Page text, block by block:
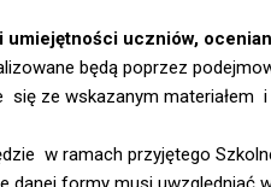
uczniów,
będą poprzez
ze wskazanym materiałem
w ramach przyjętego